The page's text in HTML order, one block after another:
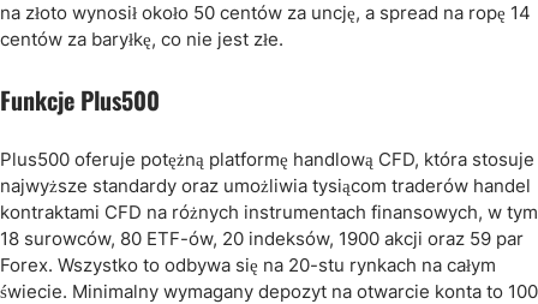
na złoto wynosił około 50 centów za uncję, a spread na ropę 14
centów za baryłkę, co nie jest złe.
Funkcje Plus500
Plus500 oferuje potężną platformę handlową CFD, która stosuje
najwyższe standardy oraz umożliwia tysiącom traderów handel
kontraktami CFD na różnych instrumentach finansowych, w tym
18 surowców, 80 ETF-ów, 20 indeksów, 1900 akcji oraz 59 par
Forex. Wszystko to odbywa się na 20-stu rynkach na całym
świecie. Minimalny wymagany depozyt na otwarcie konta to 100